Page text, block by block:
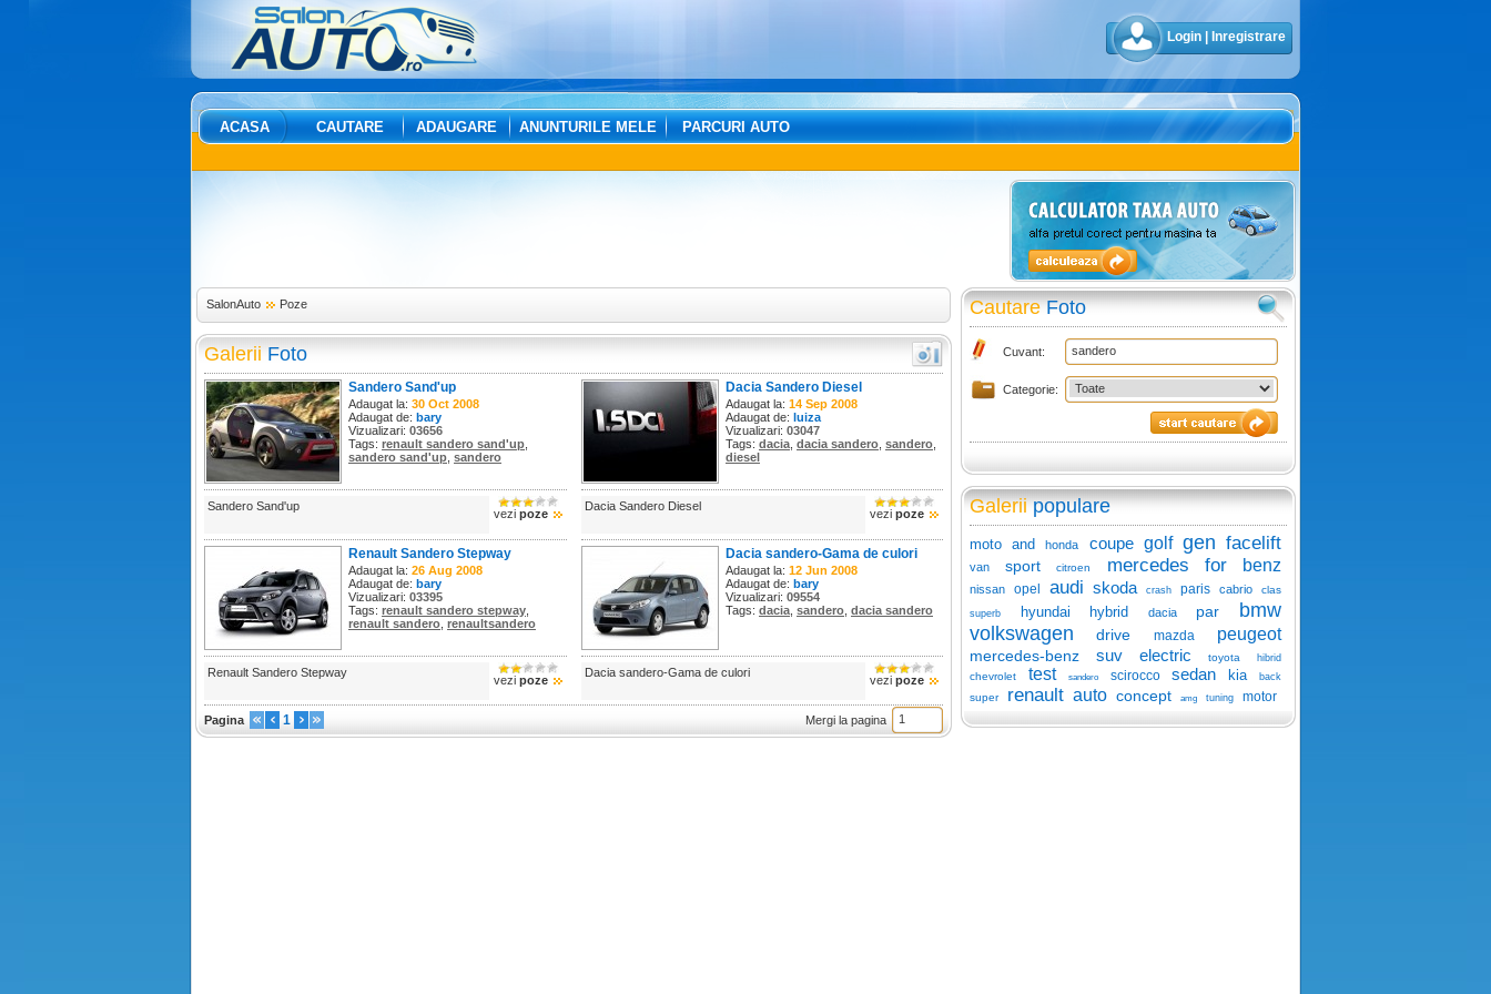
Login Inregistrare
ACASA CAUTARE ADAUGARE ANUNTURILE MELE PARCURI AUTO
SalonAuto Poze
Galerii Foto
Sandero Sand'up
Adaugat la: 30 Oct 2008
Adaugat de: bary
Vizualizari: 03656
Tags: renault sandero sand'up
sandero sand'up sandero
Sandero Sand'up
vezi poze
Dacia Sandero Diesel
Adaugat la: 14 Sep 2008
Adaugat de: luiza
Vizualizari: 03047
Tags: dacia dacia sandero sandero
diesel
Dacia Sandero Diesel
vezi poze
Renault Sandero Stepway
Adaugat la: 26 Aug 2008
Adaugat de: bary
Vizualizari: 03395
Tags: renault sandero stepway
renault sandero renaultsandero
Renault Sandero Stepway
vezi poze
Dacia sandero-Gama de culori
Adaugat la: 12 Jun 2008
Adaugat de: bary
Vizualizari: 09554
Tags: dacia sandero dacia sandero
Dacia sandero-Gama de culori
vezi poze
Pagina 1 Mergi la pagina
CautareFoto
Cuvant:
Categorie:
Galeriipopulare
moto and honda coupe golf gen facelift
van sport citroen mercedes for benz
nissan opel audi skoda crash paris cabrio clas
superb hyundai hybrid dacia par
bmw
volkswagen
drive mazda peugeot
mercedes-benz suv electric toyota hibrid
chevrolet test sandero scirocco sedan kia back
super renault auto concept amg tuning motor